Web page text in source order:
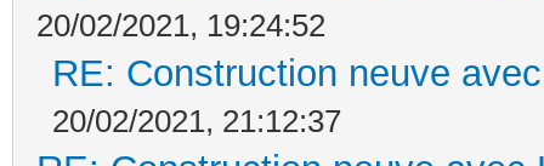
20/02/2021, 19:24:52
RE: Construction neuve
20/02/2021, 21:12:37